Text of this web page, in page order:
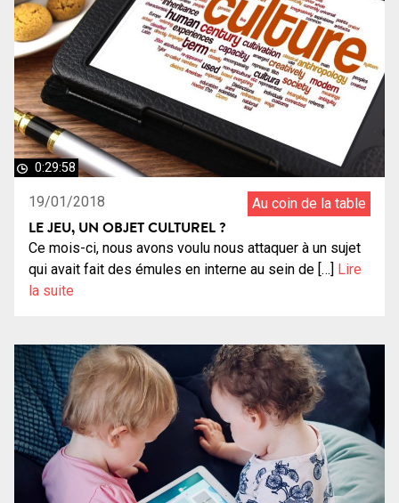
0:29:58
19/01/2018 Au coin de la table
LE JEU, UN OBJET CULTUREL ?
Ce mois-ci, nous avons voulu nous attaquer à un sujet
qui avait fait des émules en interne au sein de […] Lire
la suite